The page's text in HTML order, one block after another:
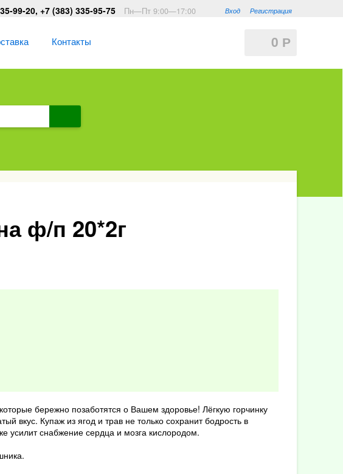
Вход Регистрация
99-20, +7 (383) 335-95-75 Пн—Пт 9:00—17:00
0 Р
Контакты
ф/п 20*2г
бережно позаботятся о Вашем здоровье! Лёгкую горчинку
вкус. Купаж из ягод и трав не только сохранит бодрость в
усилит снабжение сердца и мозга кислородом.